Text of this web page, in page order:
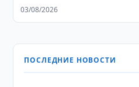
03/08/2026
ПОСЛЕДНИЕ НОВОСТИ